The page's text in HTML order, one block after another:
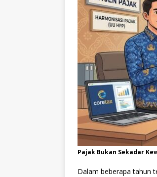
Pajak Bukan Sekadar
Dalam beberapa tahun